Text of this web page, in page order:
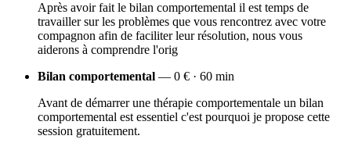
Après avoir fait le bilan comportemental il est temps de
travailler sur les problèmes que vous rencontrez avec votre
compagnon afin de faciliter leur résolution, nous vous
aiderons à comprendre l'orig
Bilan comportemental — 0 € · 60 min
Avant de démarrer une thérapie comportementale un bilan
comportemental est essentiel c'est pourquoi je propose cette
session gratuitement.